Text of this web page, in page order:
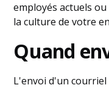
employés actuels
la culture de votre
Quand
L'envoi d'un